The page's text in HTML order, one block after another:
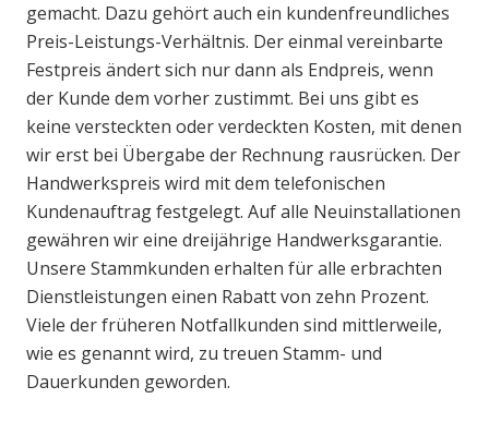
gemacht. Dazu gehört auch ein kundenfreundliches
Preis-Leistungs-Verhältnis. Der einmal vereinbarte
Festpreis ändert sich nur dann als Endpreis, wenn
der Kunde dem vorher zustimmt. Bei uns gibt es
keine versteckten oder verdeckten Kosten, mit denen
wir erst bei Übergabe der Rechnung rausrücken. Der
Handwerkspreis wird mit dem telefonischen
Kundenauftrag festgelegt. Auf alle Neuinstallationen
gewähren wir eine dreijährige Handwerksgarantie.
Unsere Stammkunden erhalten für alle erbrachten
Dienstleistungen einen Rabatt von zehn Prozent.
Viele der früheren Notfallkunden sind mittlerweile,
wie es genannt wird, zu treuen Stamm- und
Dauerkunden geworden.